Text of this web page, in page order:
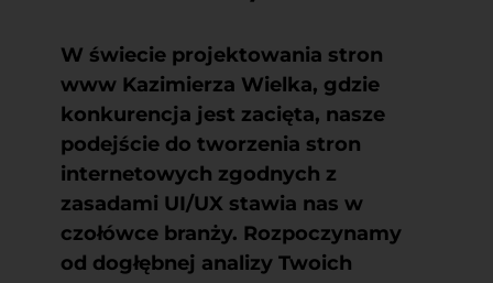
W świecie projektowania stron
www Kazimierza Wielka, gdzie
konkurencja jest zacięta, nasze
podejście do tworzenia stron
internetowych zgodnych z
zasadami UI/UX stawia nas w
czołówce branży. Rozpoczynamy
od dogłębnej analizy Twoich